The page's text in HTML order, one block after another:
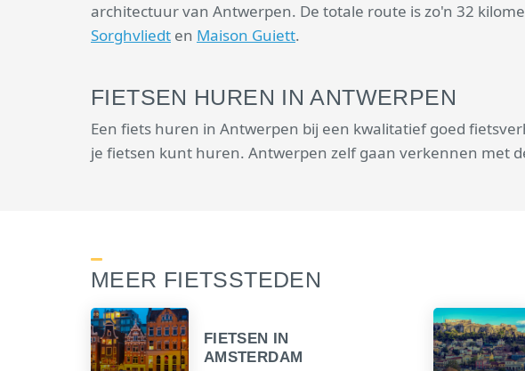
architectuur van Antwerpen. De totale route is zo'n 32
Sorghvliedt en Maison Guiett.
FIETSEN HUREN IN ANTWERPEN
Een fiets huren in Antwerpen bij een kwalitatief goed
je fietsen kunt huren. Antwerpen zelf gaan verkennen met
MEER FIETSSTEDEN
FIETSEN IN
AMSTERDAM